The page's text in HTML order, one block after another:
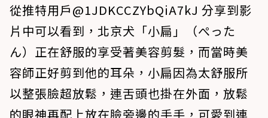
從推特用戶@1JDKCCZYbQiA7kJ 分享到影
片中可以看到，北京犬「小扁」（ぺった
ん）正在舒服的享受著美容剪髮，而當時美
容師正好剪到他的耳朵，小扁因為太舒服所
以整張臉超放鬆，連舌頭也掛在外面，放鬆
的眼神再配上放在臉旁邊的手手，可愛到連